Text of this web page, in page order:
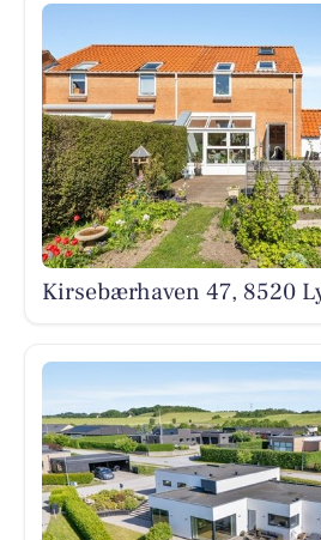
Kirsebærhaven 47, 8520